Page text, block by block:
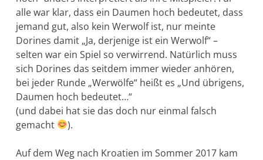
alle war klar, dass ein Daumen hoch bedeutet, dass
jemand gut, also kein Werwolf ist, nur meinte
Dorines damit „Ja, derjenige ist ein Werwolf“ –
selten war ein Spiel so verwirrend. Natürlich muss
sich Dorines das seitdem immer wieder anhören,
bei jeder Runde „Werwölfe“ heißt es „Und übrigens,
Daumen hoch bedeutet…“
(und dabei hat sie das doch nur einmal falsch
gemacht
).
Auf dem Weg nach Kroatien im Sommer 2017 kam